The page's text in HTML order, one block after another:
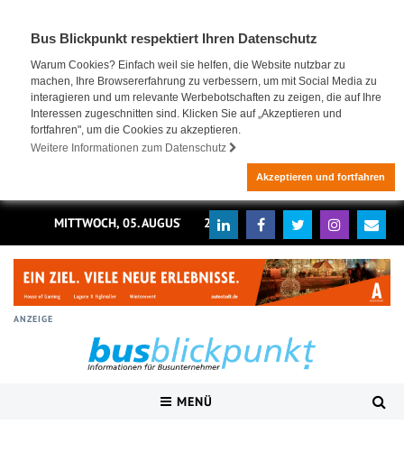
Bus Blickpunkt respektiert Ihren Datenschutz
Warum Cookies? Einfach weil sie helfen, die Website nutzbar zu
machen, Ihre Browsererfahrung zu verbessern, um mit Social Media zu
interagieren und um relevante Werbebotschaften zu zeigen, die auf Ihre
Interessen zugeschnitten sind. Klicken Sie auf „Akzeptieren und
fortfahren", um die Cookies zu akzeptieren.
Weitere Informationen zum Datenschutz
Akzeptieren und fortfahren
MITTWOCH, 05. AUGUST 2026
ANZEIGE
MENÜ